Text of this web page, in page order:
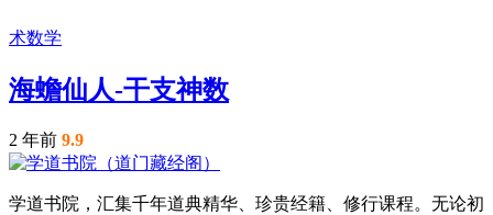
术数学
海蟾仙人-干支神数
2 年前 9.9
学道书院，汇集千年道典精华、珍贵经籍、修行课程。无论初